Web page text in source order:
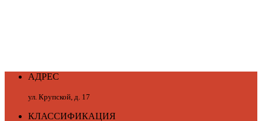
АДРЕС
ул. Крупской, д. 17
КЛАССИФИКАЦИЯ